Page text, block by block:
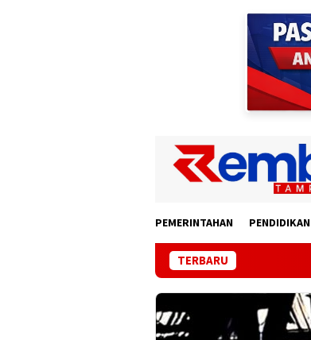
PEMERINTAHAN PENDIDIKAN
TERBARU